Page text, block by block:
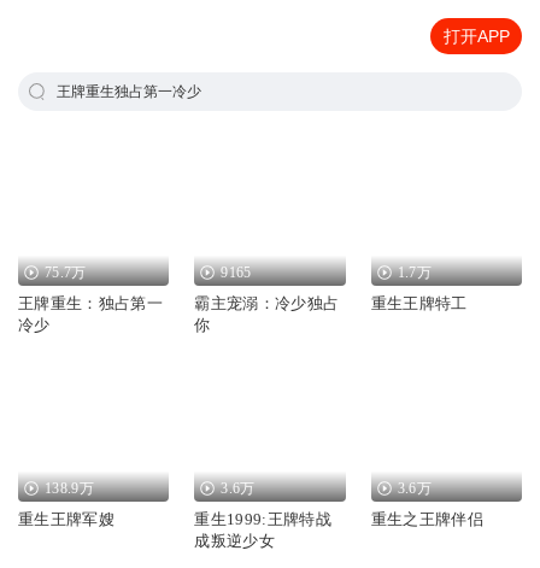
打开APP
王牌重生独占第一冷少
75.7万
王牌重生：独占第一
冷少
9165
霸主宠溺：冷少独占
你
1.7万
重生王牌特工
138.9万
重生王牌军嫂
3.6万
重生1999:王牌特战
成叛逆少女
3.6万
重生之王牌伴侣